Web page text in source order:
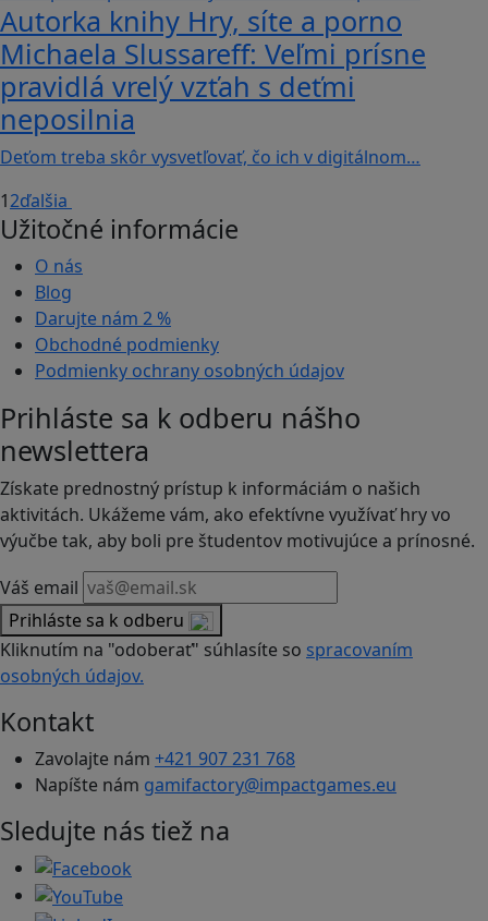
Autorka knihy Hry, síte a porno
Michaela Slussareff: Veľmi prísne
pravidlá vrelý vzťah s deťmi
neposilnia
Deťom treba skôr vysvetľovať, čo ich v digitálnom…
12ďalšia
Užitočné informácie
O nás
Blog
Darujte nám 2 %
Obchodné podmienky
Podmienky ochrany osobných údajov
Prihláste sa k odberu nášho
newslettera
Získate prednostný prístup k informáciám o našich
aktivitách. Ukážeme vám, ako efektívne využívať hry vo
výučbe tak, aby boli pre študentov motivujúce a prínosné.
Váš email
Prihláste sa k odberu
Kliknutím na "odoberať" súhlasíte so spracovaním
osobných údajov.
Kontakt
Zavolajte nám +421 907 231 768
Napíšte nám gamifactory@impactgames.eu
Sledujte nás tiež na